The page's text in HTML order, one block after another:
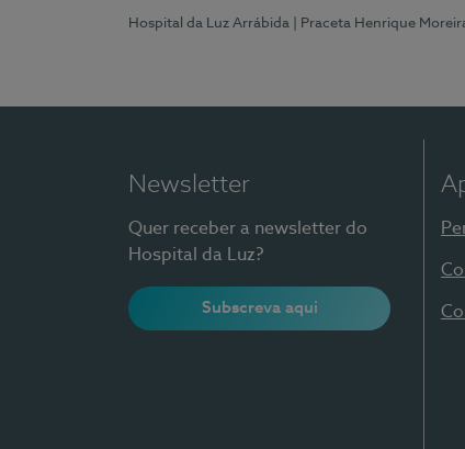
Hospital da Luz Arrábida | Praceta Henrique
Newsletter
Quer receber a newsletter do
Hospital da Luz?
Subscreva aqui